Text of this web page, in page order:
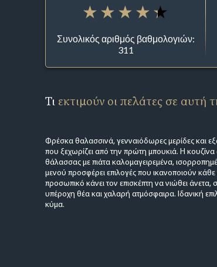
Συνολικός αριθμός βαθμολογιών:
311
Τι εκτιμούν οι πελάτες σε αυτή
Φρέσκα θαλασσινά, γενναιόδωρες μερίδες και
που ξεχωρίζει από την πρώτη μπουκιά. Η κουζίνα
θάλασσας με πιάτα καλομαγειρεμένα,
μενού προσφέρει επιλογές που ικανοποιούν κάθε
προσωπικό κάνει τον επισκέπτη να νιώθει
υπέροχη θέα και χαλαρή ατμόσφαιρα. Ιδανική
κύμα.